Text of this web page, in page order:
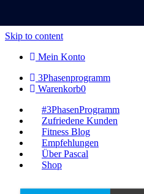
Skip to content
Mein Konto
3Phasenprogramm
Warenkorb0
#3PhasenProgramm
Zufriedene Kunden
Fitness Blog
Empfehlungen
Über Pascal
Shop